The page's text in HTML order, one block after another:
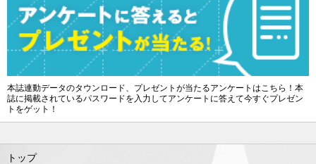
本誌連動データのタウンロード、プレゼントが当たるアンケートはこちら！本
誌に掲載されているパスワードを入力してアンケートに答えて今すぐプレゼン
トをゲット！
トップ